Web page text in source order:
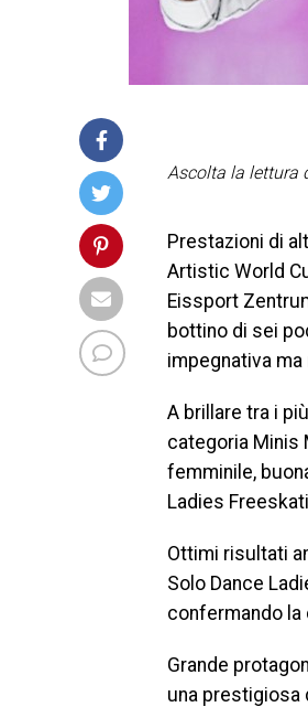
Ascolta la lettura
Prestazioni di
Artistic World
Eissport
bottino di sei
impegnativa
A brillare tra i
categoria Minis
femminile,
Ladies
Ottimi risultati
Solo Dance
confermando
Grande
una prestigiosa